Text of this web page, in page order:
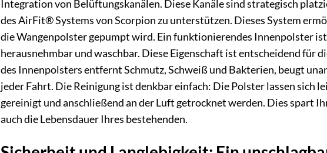
Integration von Belüftungskanälen. Diese Kanäle sind strategisch
des AirFit® Systems von Scorpion zu unterstützen. Dieses System
die Wangenpolster gepumpt wird. Ein funktionierendes Innenpolster
herausnehmbar und waschbar. Diese Eigenschaft ist entscheidend für
des Innenpolsters entfernt Schmutz, Schweiß und Bakterien, beugt
jeder Fahrt. Die Reinigung ist denkbar einfach: Die Polster lassen sich
gereinigt und anschließend an der Luft getrocknet werden. Dies spart
auch die Lebensdauer Ihres bestehenden.